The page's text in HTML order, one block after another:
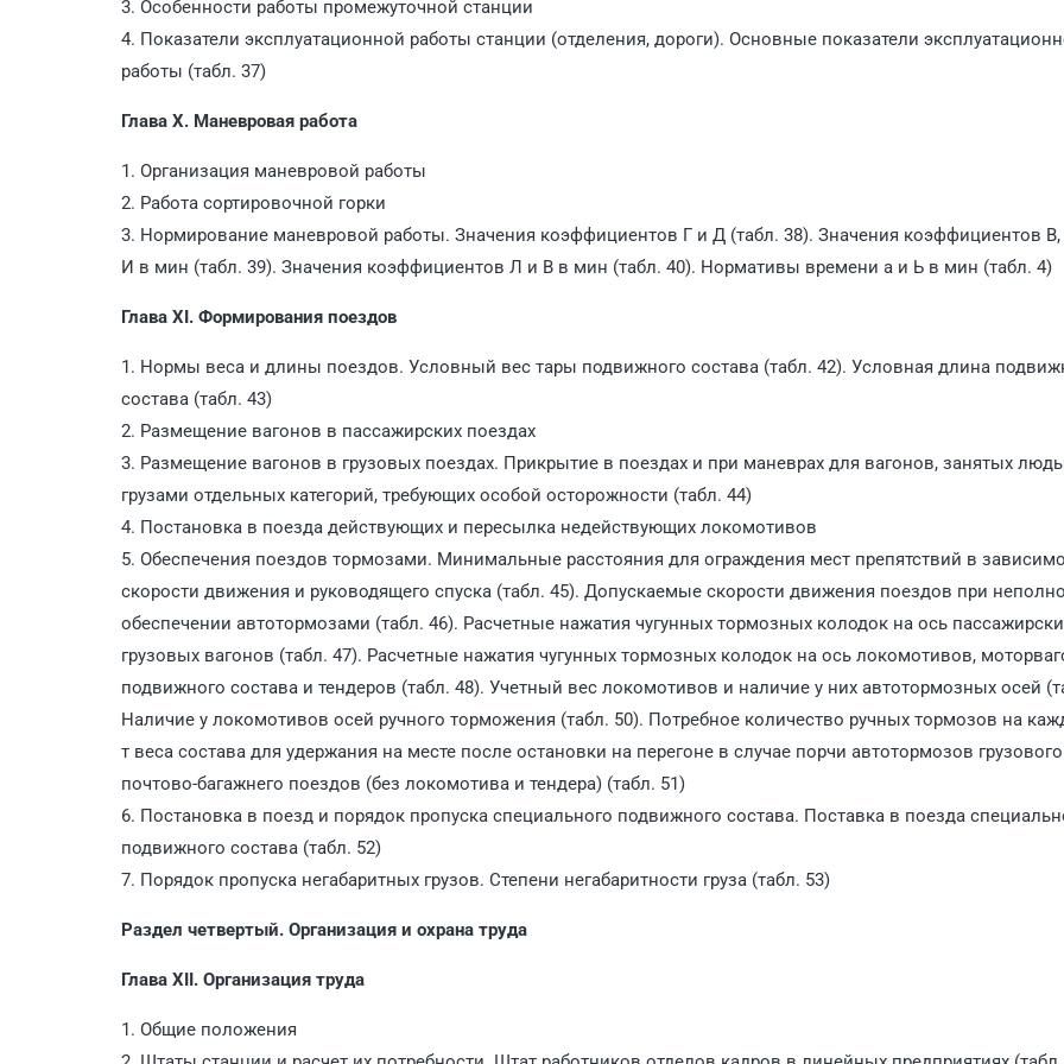
3. Особенности работы промежуточной станции
4. Показатели эксплуатационной работы станции (отделения, дороги). Основные показатели
работы (табл. 37)
Глава X. Маневровая работа
1. Организация маневровой работы
2. Работа сортировочной горки
3. Нормирование маневровой работы. Значения коэффициентов Г и Д (табл. 38). Значения коэффициентов
И в мин (табл. 39). Значения коэффициентов Л и В в мин (табл. 40). Нормативы времени а и Ь в мин (табл. 4)
Глава XI. Формирования поездов
1. Нормы веса и длины поездов. Условный вес тары подвижного состава (табл. 42). Условная длина
состава (табл. 43)
2. Размещение вагонов в пассажирских поездах
3. Размещение вагонов в грузовых поездах. Прикрытие в поездах и при маневрах для вагонов, занятых
грузами отдельных категорий, требующих особой осторожности (табл. 44)
4. Постановка в поезда действующих и пересылка недействующих локомотивов
5. Обеспечения поездов тормозами. Минимальные расстояния для ограждения мест препятствий в
скорости движения и руководящего спуска (табл. 45). Допускаемые скорости движения поездов при
обеспечении автотормозами (табл. 46). Расчетные нажатия чугунных тормозных колодок на ось
грузовых вагонов (табл. 47). Расчетные нажатия чугунных тормозных колодок на ось локомотивов,
подвижного состава и тендеров (табл. 48). Учетный вес локомотивов и наличие у них автотормозных осей
Наличие у локомотивов осей ручного торможения (табл. 50). Потребное количество ручных тормозов на
т веса состава для удержания на месте после остановки на перегоне в случае порчи автотормозов
почтово-багажнего поездов (без локомотива и тендера) (табл. 51)
6. Постановка в поезд и порядок пропуска специального подвижного состава. Поставка в поезда
подвижного состава (табл. 52)
7. Порядок пропуска негабаритных грузов. Степени негабаритности груза (табл. 53)
Раздел четвертый. Организация и охрана труда
Глава XII. Организация труда
1. Общие положения